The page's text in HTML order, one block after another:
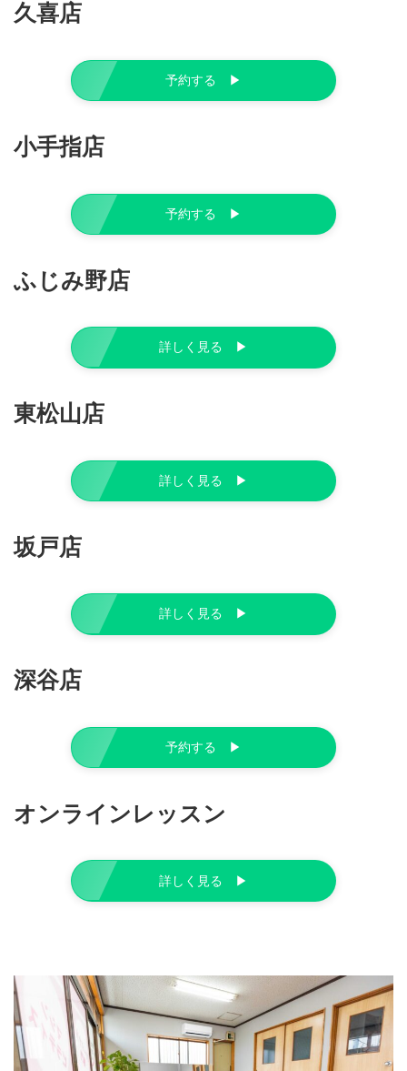
久喜店
予約する ▶︎
小手指店
予約する ▶︎
ふじみ野店
詳しく見る ▶︎
東松山店
詳しく見る ▶︎
坂戸店
詳しく見る ▶︎
深谷店
予約する ▶︎
オンラインレッスン
詳しく見る ▶︎